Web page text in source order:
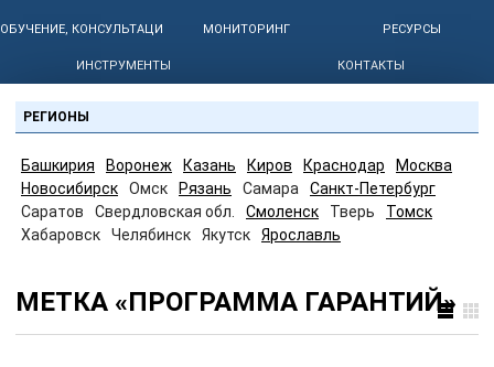
ОБУЧЕНИЕ, КОНСУЛЬТАЦИИ МОНИТОРИНГ РЕСУРСЫ
ИНСТРУМЕНТЫ КОНТАКТЫ
РЕГИОНЫ
Башкирия Воронеж Казань Киров Краснодар
Москва
Новосибирск
Омск Рязань Самара
Санкт-Петербург
Саратов
Свердловская обл. Смоленск Тверь
Томск
Хабаровск
Челябинск Якутск Ярославль
МЕТКА «ПРОГРАММА ГАРАНТИЙ»